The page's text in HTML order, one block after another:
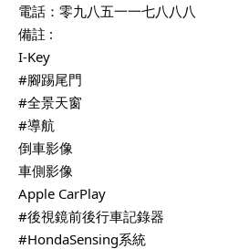
電話：零九八五一一七八八八
備註 :
I-Key
#腳踢尾門
#全景天窗
#導航
倒車影像
車側影像
Apple CarPlay
#後視鏡前後行車記錄器
#HondaSensing系統